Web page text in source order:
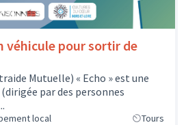
véhicule pour sortir de
Mutuelle) « Echo » est une
par des personnes
local Tours